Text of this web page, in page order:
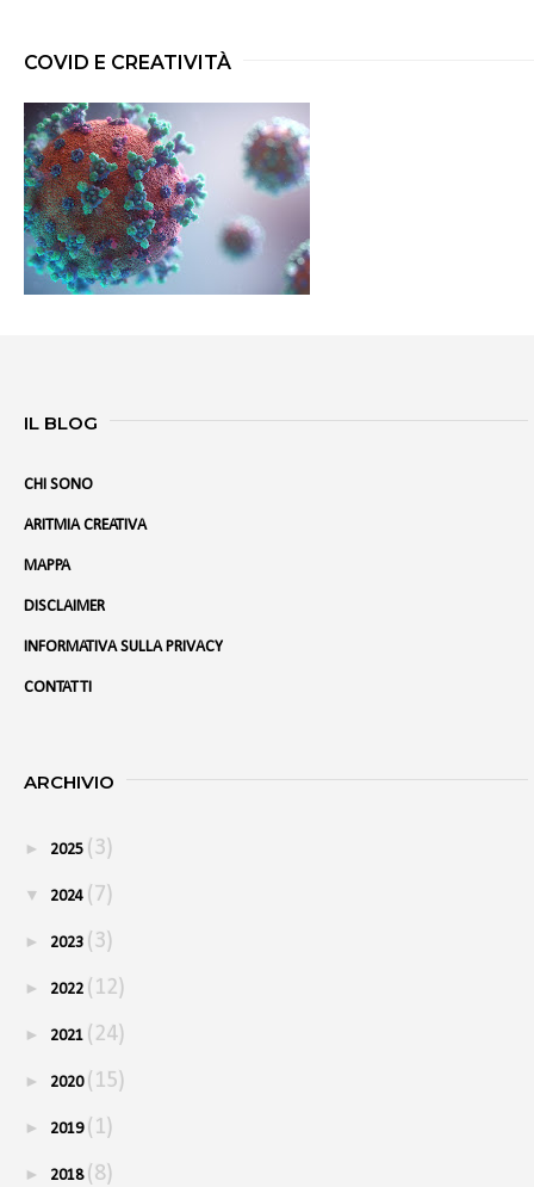
COVID E CREATIVITÀ
IL BLOG
CHI SONO
ARITMIA CREATIVA
MAPPA
DISCLAIMER
INFORMATIVA SULLA PRIVACY
CONTATTI
ARCHIVIO
► 2025 (3)
▼ 2024 (7)
► 2023 (3)
► 2022 (12)
► 2021 (24)
► 2020 (15)
► 2019 (1)
► 2018 (8)